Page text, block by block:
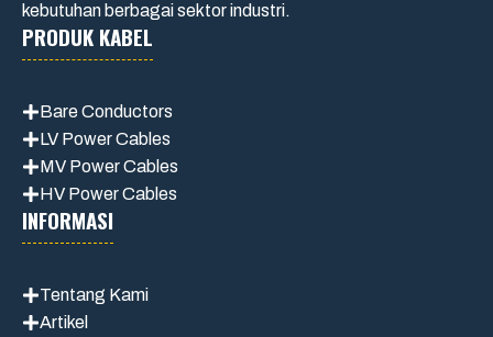
kebutuhan berbagai sektor industri.
PRODUK KABEL
Bare Conductors
LV Power Cables
MV Power Cables
HV Power Cables
INFORMASI
Tentang Kami
Artikel